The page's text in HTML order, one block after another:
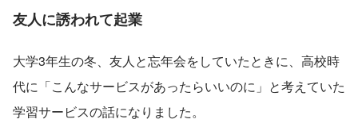
友人に誘われて起業
大学3年生の冬、友人と忘年会をしていたときに、高校時
代に「こんなサービスがあったらいいのに」と考えていた
学習サービスの話になりました。